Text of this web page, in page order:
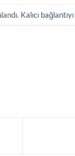
Kalıcı bağlantıyı